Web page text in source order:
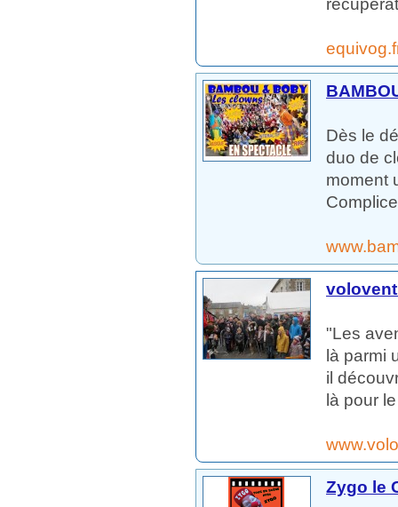
Dès le
duo de
moment
"Les
là parmi
il
là pour
Zygo le